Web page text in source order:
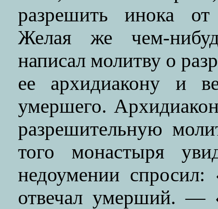
разрешить инока от
Желая же чем-
написал молитву о
ее архидиакону и
умершего.
разрешительную
того монастыря
недоумении
отвечал умерший. —